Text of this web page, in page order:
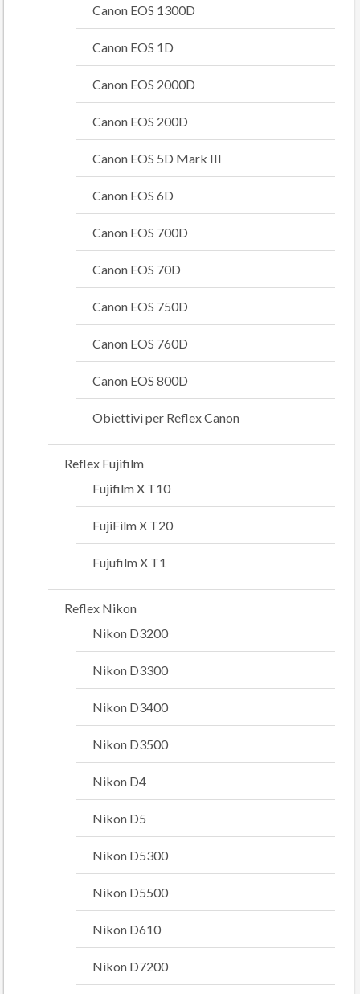
Canon EOS 1300D
Canon EOS 1D
Canon EOS 2000D
Canon EOS 200D
Canon EOS 5D Mark III
Canon EOS 6D
Canon EOS 700D
Canon EOS 70D
Canon EOS 750D
Canon EOS 760D
Canon EOS 800D
Obiettivi per Reflex Canon
Reflex Fujifilm
Fujifilm X T10
FujiFilm X T20
Fujufilm X T1
Reflex Nikon
Nikon D3200
Nikon D3300
Nikon D3400
Nikon D3500
Nikon D4
Nikon D5
Nikon D5300
Nikon D5500
Nikon D610
Nikon D7200